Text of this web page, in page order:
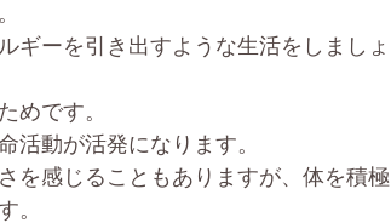
ギーを引き出すような生活をしましょ
めです。
活動が活発になります。
を感じることもありますが、体を積極
。